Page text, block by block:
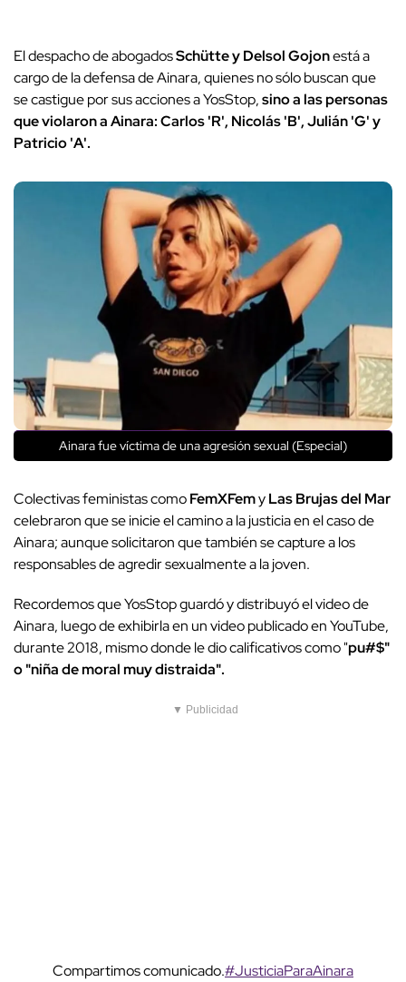
El despacho de abogadosSchütte y Delsol Gojonestá a
cargo de la defensa de Ainara, quienes no sólo buscan que
se castigue por sus acciones a YosStop,sino a las personas
que violaron a Ainara: Carlos 'R', Nicolás 'B', Julián 'G' y
Patricio 'A'.
Ainara fue víctima de una agresión sexual (Especial)
Colectivas feministas comoFemXFemyLas Brujas del Mar
celebraron que se inicie el camino a la justicia en el caso de
Ainara; aunque solicitaron que también se capture a los
responsables de agredir sexualmente a la joven.
Recordemos que YosStop guardó y distribuyó el video de
Ainara, luego de exhibirla en un video publicado en YouTube,
durante 2018, mismo donde le dio calificativos como "pu#$"
o "niña de moral muy distraida".
▼ Publicidad
Compartimos comunicado.#JusticiaParaAinara